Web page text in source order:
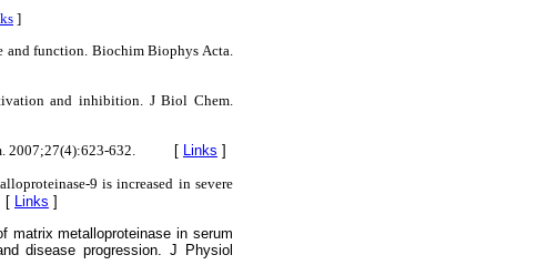
]
and function. Biochim Biophys Acta.
and inhibition. J Biol Chem.
2007;27(4):623-632.
[ Links ]
9 is increased in severe
Links ]
matrix metalloproteinase in serum
disease progression. J Physiol